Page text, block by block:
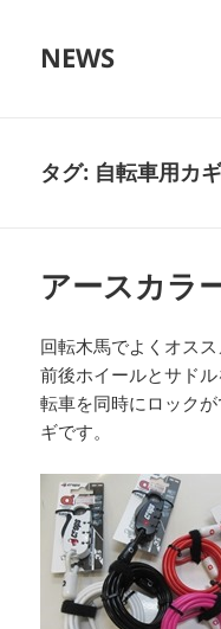
NEWS
タグ: 自転車用カ
アースカラ
回転木馬でよくオス
前後ホイールとサド
転車を同時にロック
ギです。